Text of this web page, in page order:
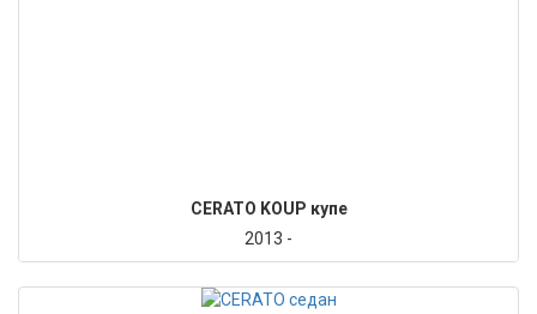
CERATO KOUP купе
2013 -